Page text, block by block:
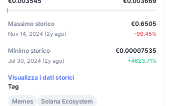
Massimo storico
Nov 14, 2024 (2y ago)
€0.6505
-99.45%
Minimo storico
Jul 30, 2024 (2y ago)
€0.00007535
+4623.71%
Visualizza i dati storici
Tag
Memes
Solana Ecosystem